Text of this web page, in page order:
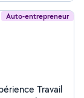
Auto-entrepreneur
Travail